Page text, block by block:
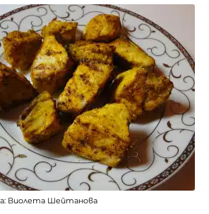
Виолета Шейтанова